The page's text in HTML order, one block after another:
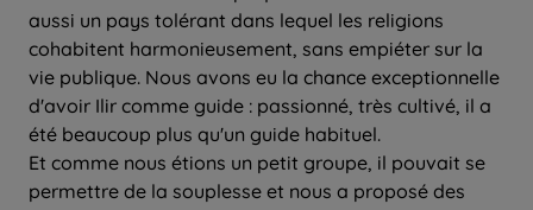
aussi un pays tolérant dans lequel les religions
cohabitent harmonieusement, sans empiéter sur la
vie publique. Nous avons eu la chance exceptionnelle
d'avoir Ilir comme guide : passionné, très cultivé, il a
été beaucoup plus qu'un guide habituel.
Et comme nous étions un petit groupe, il pouvait se
permettre de la souplesse et nous a proposé des